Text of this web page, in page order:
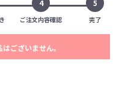
4
ご注文内容確認
5
完了
ございません。